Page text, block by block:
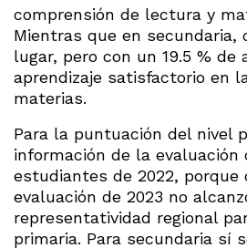
comprensión de lectura y
Mientras que en secundaria,
lugar, pero con un 19.5 % de
aprendizaje satisfactorio en
materias.
Para la puntuación del nivel
información de la evaluación
estudiantes de 2022, porque
evaluación de 2023 no
representatividad regional
primaria. Para secundaria sí